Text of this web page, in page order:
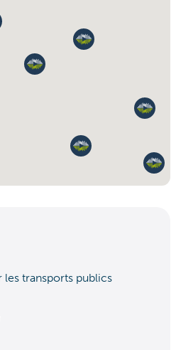
les transports publics